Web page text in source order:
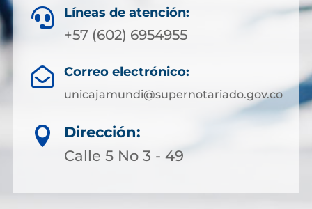
 Líneas de atención:
+57 (602) 6954955
 Correo electrónico:
unicajamundi@supernotariado.gov.co

Dirección:
Calle 5 No 3 - 49